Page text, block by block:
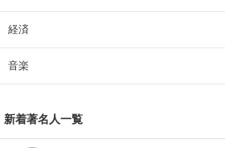
経済
音楽
新着著名人一覧